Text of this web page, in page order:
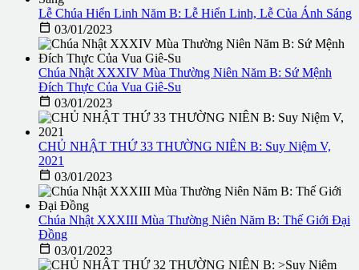
Lễ Chúa Hiển Linh Năm B: Lễ Hiển Linh, Lễ Của Ánh Sáng
 03/01/2023
Chúa Nhật XXXIV Mùa Thường Niên Năm B: Sứ Mệnh
Đích Thực Của Vua Giê-Su
 03/01/2023
CHỦ NHẬT THỨ 33 THƯỜNG NIÊN B: Suy Niệm V,
2021
 03/01/2023
Chúa Nhật XXXIII Mùa Thường Niên Năm B: Thế Giới Đại
Đồng
 03/01/2023